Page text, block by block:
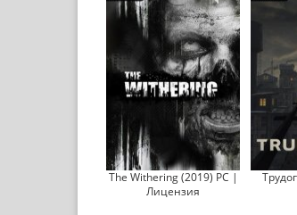
The Withering (2019) PC |
Лицензия